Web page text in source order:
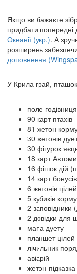
Якщо ви бажаєте
придбати попередні
Океанії (укр.). А
розширень
доповнення
У Крила грай,
поле-годівниця
90 карт птахів
81 жетон корму
30 жетонів
30 фігурок
18 карт Автоми
16 фішок дій
14 карт бонусів
6 жетонів
5 кубиків корму
2 заповідники
2 довідки для
мапа дуету
планшет цілей
лічильник
авіарій
жетон-